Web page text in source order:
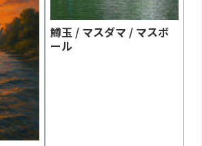
鱒玉 / マスダマ / マスボ
ール